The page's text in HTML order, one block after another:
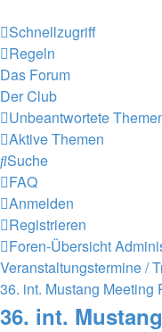
Schnellzugriff
Regeln
Das Forum
Der Club
Unbeantwortete
Aktive Themen
Suche
FAQ
Anmelden
Registrieren
Foren-Übersicht
Veranstaltungstermine /
36. int. Mustang Meeting
36. int.